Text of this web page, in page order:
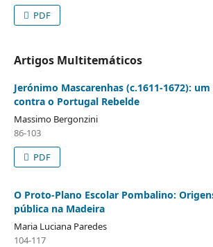
PDF
Artigos Multitemáticos
Jerónimo Mascarenhas (c.1611-1672):
contra o Portugal Rebelde
Massimo Bergonzini
86-103
PDF
O Proto-Plano Escolar Pombalino:
pública na Madeira
Maria Luciana Paredes
104-117